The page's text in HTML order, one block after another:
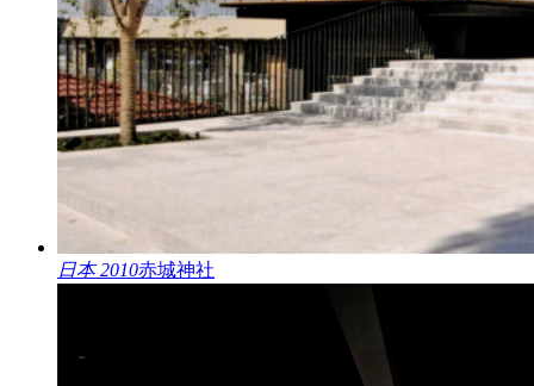
日本 2010赤城神社